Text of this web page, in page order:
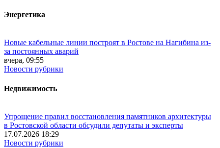
Энергетика
Новые кабельные линии построят в Ростове на Нагибина из-
за постоянных аварий
вчера, 09:55
Новости рубрики
Недвижимость
Упрощение правил восстановления памятников архитектуры
в Ростовской области обсудили депутаты и эксперты
17.07.2026 18:29
Новости рубрики